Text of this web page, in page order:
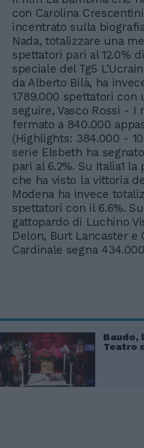
con Carolina
incentrato sulla
Nada, totalizzare una
spettatori pari al 12.0%
speciale del Tg5
da Alberto Bilà, ha
1.789.000 spettatori con
seguire, Vasco Rossi - I
fermato a 840.000
(Highlights: 384.000 -
serie Elsbeth ha
pari al 6.2%. Su Italia1
che ha visto la vittoria
Modena ha invece
spettatori con il 6.6%.
gattopardo di Luchino
Delon, Burt Lancaster e
Cardinale segna
Baudo,
Teatro